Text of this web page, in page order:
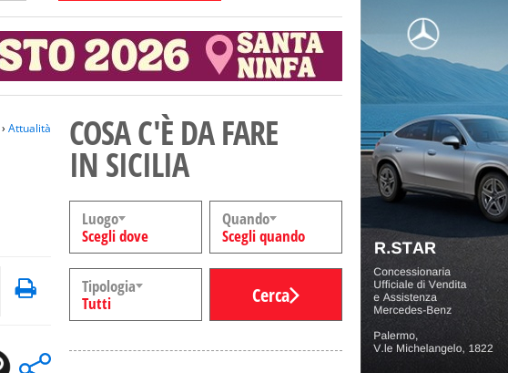
› Attualità COSA C'È DA FARE
IN SICILIA
Luogo
Scegli dove
Quando
Scegli quando
Tipologia
Tutti
Cerca